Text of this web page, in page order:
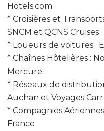
Hotels.com.
* Croisières et
SNCM et QCNS Cruises
* Loueurs de voitures :
* Chaînes Hôtelières :
Mercure
* Réseaux de
Auchan et Voyages
* Compagnies
France